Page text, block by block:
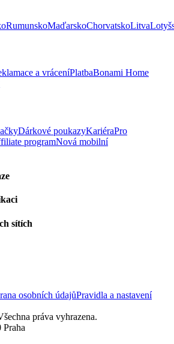
RumunskoMaďarskoChorvatskoLitva
a vráceníPlatbaBonami Home
Dárkové poukazyKariéraPro
programNová mobilní
sítích
osobních údajůPravidla a nastavení
práva vyhrazena.